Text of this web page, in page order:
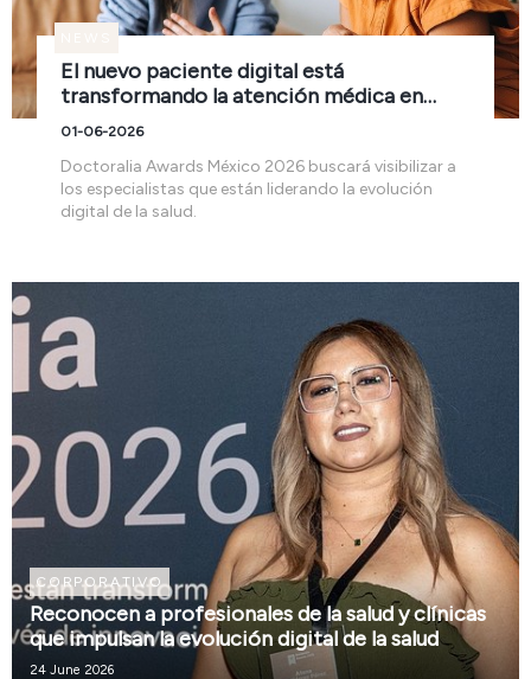
El nuevo paciente digital está
transformando la atención médica en
México
01-06-2026
Doctoralia Awards México 2026 buscará visibilizar a
los especialistas que están liderando la evolución
digital de la salud.
CORPORATIVO
Reconocen a profesionales de la salud y clínicas
que impulsan la evolución digital de la salud
24 June 2026